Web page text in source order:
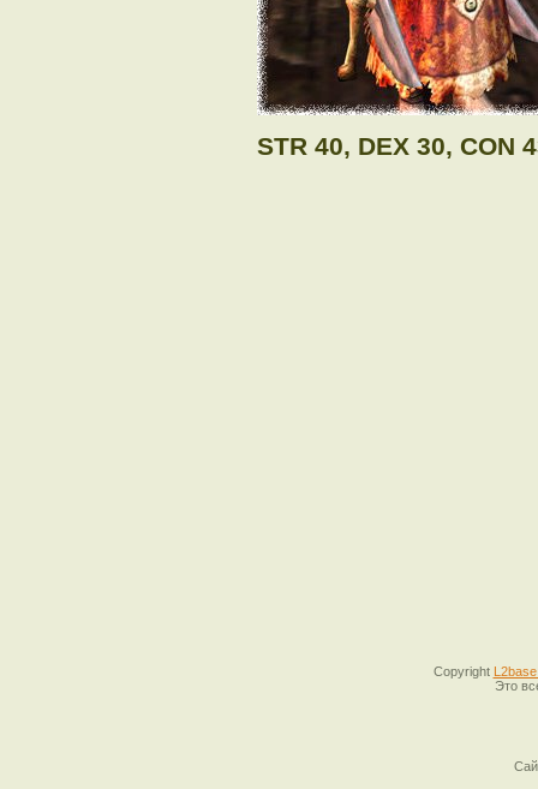
STR 40, DEX 30, CON
Copyright
Это